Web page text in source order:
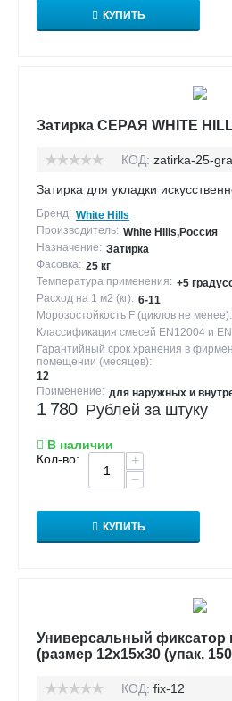
КУПИТЬ
Затирка СЕРАЯ WHITE
КОД: zatirka-25-
Затирка для укладки
Бренд: White Hills
Производитель: White Hills,Россия
Назначение: Затирка
Фасовка: 25 кг
Температура применения: +5
Расход на 1 м2 (кг): 6-11
Морозостойкость F (циклов не менее):
Классификация смесей EN12004 и
Гарантийный срок хранения в
помещении (месяцев):
12
Применение: для наружных и
1 780 Рублей за штуку
В наличии
Кол-во:
+
−
КУПИТЬ
Универсальный фиксатор
(размер 12х15х30 (упак.
КОД: fix-12